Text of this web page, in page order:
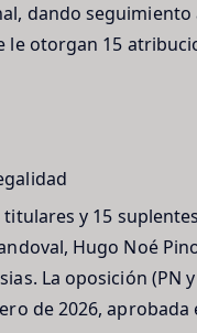
dando
le otorgan 15
y 15
Hugo Noé
La oposición (PN
de 2026,